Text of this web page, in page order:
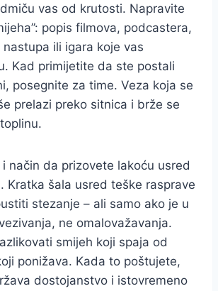
vas od krutosti. Napravite
popis filmova, podcastera,
ili igara koje vas
Kad primijetite da ste postali
posegnite za time. Veza koja se
prelazi preko sitnica i brže se
i način da prizovete lakoću usred
Kratka šala usred teške rasprave
stezanje – ali samo ako je u
ne omalovažavanja.
smijeh koji spaja od
ponižava. Kada to poštujete,
dostojanstvo i istovremeno